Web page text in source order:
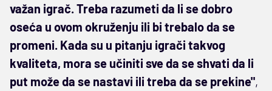
važan igrač. Treba razumeti da li se dobro
oseća u ovom okruženju ili bi trebalo da se
promeni. Kada su u pitanju igrači takvog
kvaliteta, mora se učiniti sve da se shvati da li
put može da se nastavi ili treba da se prekine",